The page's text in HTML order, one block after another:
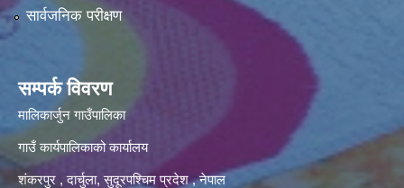
सार्वजनिक परीक्षण
सम्पर्क विवरण
मालिकार्जुन गाउँपालिका
गाउँ कार्यपालिकाको कार्यालय
शंकरपुर , दार्चुला, सुदूरपश्चिम प्रदेश , नेपाल